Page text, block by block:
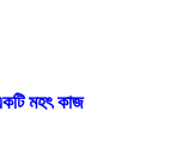
মহৎ কাজ